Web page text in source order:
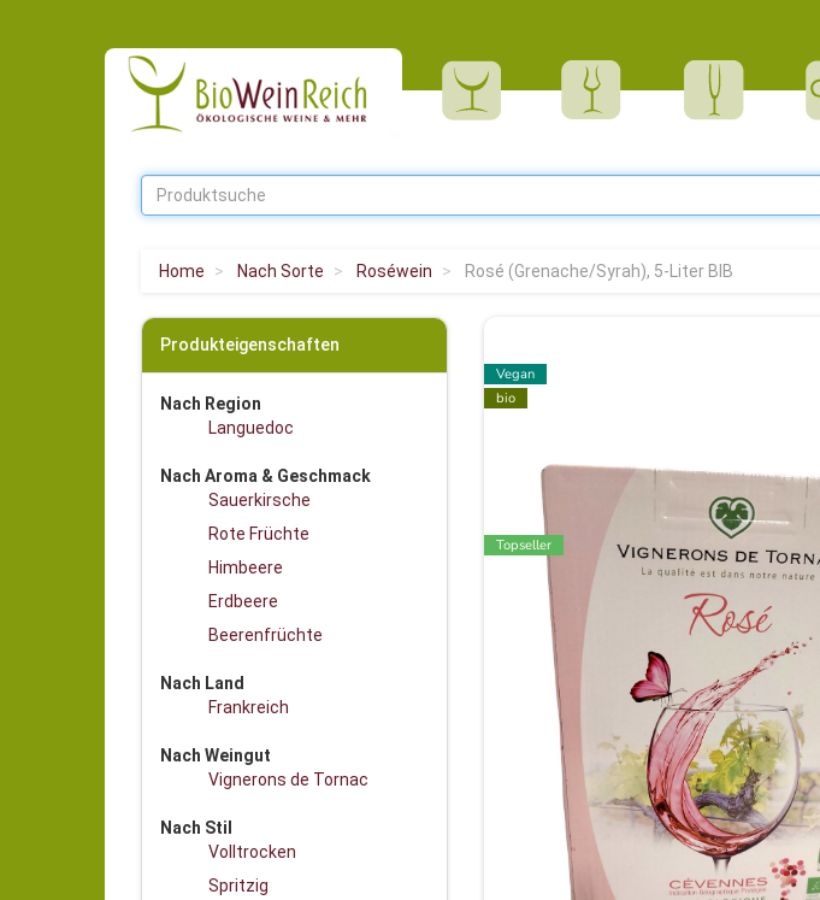
Home Nach Sorte Roséwein Rosé (Grenache/Syrah), 5-Liter BIB
Produkteigenschaften
Nach Region
Languedoc
Nach Aroma & Geschmack
Sauerkirsche
Rote Früchte
Himbeere
Erdbeere
Beerenfrüchte
Nach Land
Frankreich
Nach Weingut
Vignerons de Tornac
Nach Stil
Volltrocken
Spritzig
Vegan
bio
Topseller